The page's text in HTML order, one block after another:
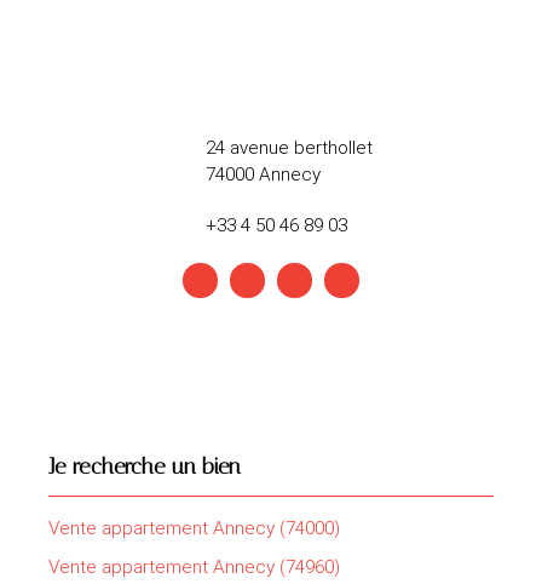
24 avenue berthollet
74000 Annecy
+33 4 50 46 89 03
Je recherche un bien
Vente appartement Annecy (74000)
Vente appartement Annecy (74960)